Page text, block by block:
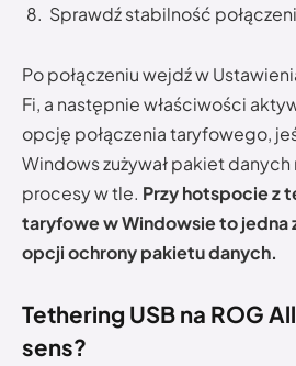
Sprawdź stabilność
Po połączeniu wejdź w
Fi, a następnie właściwości
opcję połączenia taryfowego,
Windows zużywał pakiet danych
procesy w tle. Przy hotspocie z
taryfowe w Windowsie to jedna
opcji ochrony pakietu danych.
Tethering USB na ROG
sens?